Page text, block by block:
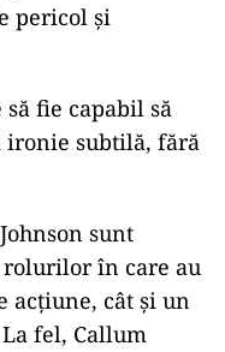
pericol și
fie capabil să
ironie subtilă, fără
sunt
în care au
acțiune, cât și un
fel, Callum